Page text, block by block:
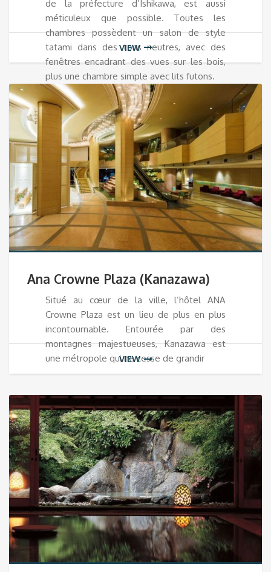
de la préfecture d’Ishikawa, est aussi
méticuleux que possible. Toutes les
chambres possèdent un salon de style
tatami dans des tons neutres, avec des
fenêtres encadrant des vues sur les bois,
plus une chambre simple avec lits futons.
VIEW
Ana Crowne Plaza (Kanazawa)
Situé au cœur de la ville, l’hôtel ANA
Crowne Plaza est un lieu de plus en plus
incontournable. Entourée par des
montagnes majestueuses, Kanazawa est
une métropole qui ne cesse de grandir
VIEW